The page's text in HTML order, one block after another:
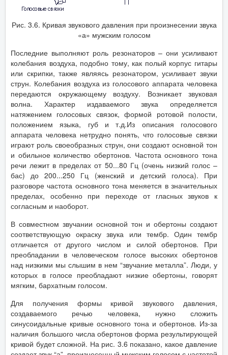
Рис. 3.6. Кривая звукового давления при произнесении звука
«а» мужским голосом
Последние выполняют роль резонаторов – они усиливают
колебания воздуха, подобно тому, как полый корпус гитары
или скрипки, также являясь резонатором, усиливает звуки
струн. Колебания воздуха из голосового аппарата человека
передаются окружающему воздуху. Возникает звуковая
волна. Характер издаваемого звука определяется
натяжением голосовых связок, формой ротовой полости,
положением языка, губ и т.д.Из описания голосового
аппарата человека нетрудно понять, что голосовые связки
играют роль своеобразных струн, они создают основной тон
и обильное количество обертонов. Частота основного тона
речи лежит в пределах от 50...80 Гц (очень низкий голос –
бас) до 200...250 Гц (женский и детский голоса). При
разговоре частота основного тона меняется в значительных
пределах, особенно при переходе от гласных звуков к
согласным и наоборот.
В совместном звучании основной тон и обертоны создают
соответствующую окраску звука или тембр. Один тембр
отличается от другого числом и силой обертонов. При
преобладании в человеческом голосе высоких обертонов
над низкими мы слышим в нем “звучание металла”. Люди, у
которых в голосе преобладают низкие обертоны, говорят
мягким, бархатным голосом.
Для получения формы кривой звукового давления,
создаваемого речью человека, нужно сложить
синусоидальные кривые основного тона и обертонов. Из-за
наличия большого числа обертонов форма результирующей
кривой будет сложной. На рис. 3.6 показано, какое давление